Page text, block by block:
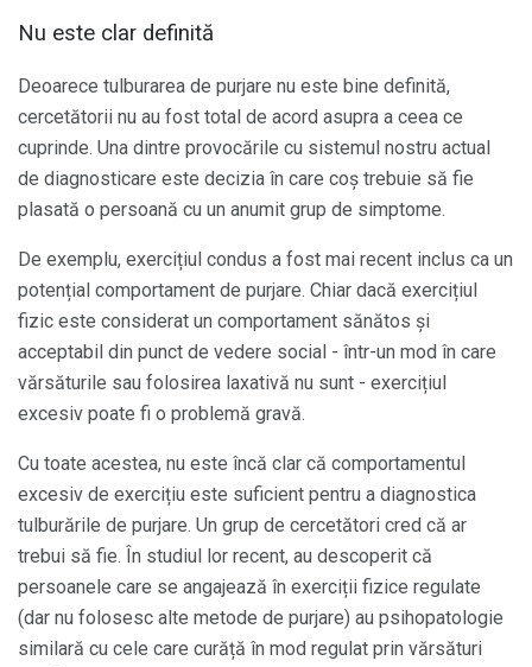
Nu este clar definită
Deoarece tulburarea de purjare nu este bine definită,
cercetătorii nu au fost total de acord asupra a ceea ce
cuprinde. Una dintre provocările cu sistemul nostru actual
de diagnosticare este decizia în care coș trebuie să fie
plasată o persoană cu un anumit grup de simptome.
De exemplu, exercițiul condus a fost mai recent inclus ca un
potențial comportament de purjare. Chiar dacă exercițiul
fizic este considerat un comportament sănătos și
acceptabil din punct de vedere social - într-un mod în care
vărsăturile sau folosirea laxativă nu sunt - exercițiul
excesiv poate fi o problemă gravă.
Cu toate acestea, nu este încă clar că comportamentul
excesiv de exercițiu este suficient pentru a diagnostica
tulburările de purjare. Un grup de cercetători cred că ar
trebui să fie. În studiul lor recent, au descoperit că
persoanele care se angajează în exerciții fizice regulate
(dar nu folosesc alte metode de purjare) au psihopatologie
similară cu cele care curăță în mod regulat prin vărsături